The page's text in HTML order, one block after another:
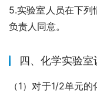
5.实验室人员在下列
负责人同意。
四、化学实验
（1）对于1/2单元